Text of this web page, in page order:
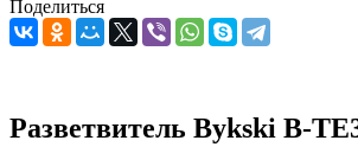
Поделиться
Разветвитель Bykski B-